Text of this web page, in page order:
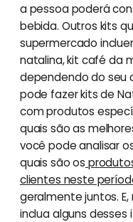
a pessoa poderá
bebida. Outros kits
supermercado
natalina, kit café da
dependendo do seu
pode fazer kits de
com produtos
quais são as
você pode analisar
quais são os
clientes neste
geralmente juntos.
inclua alguns